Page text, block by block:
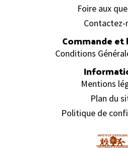
Foire aux
Contactez-
Commande et
Conditions
Mentions
Plan du
Politique de